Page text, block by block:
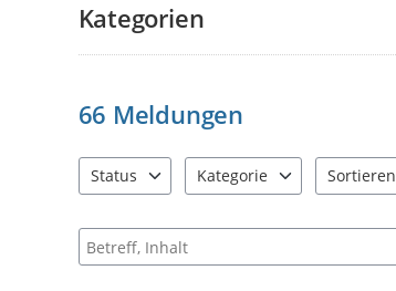
Kategorien
66 Meldungen
Status
Kategorie
Sortieren
Suche nach Meldungen und Kommentaren